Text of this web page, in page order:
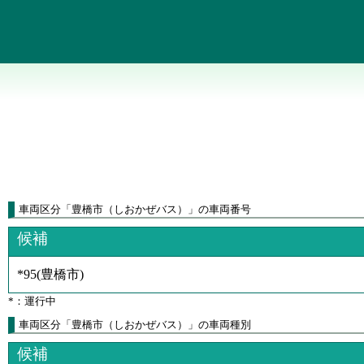
車両区分 「 豊橋市（しおかぜバス） 」 の車両番号
候補
*95(豊橋市)
*：運行中
車両区分「豊橋市（しおかぜバス）」の車両種別
候補